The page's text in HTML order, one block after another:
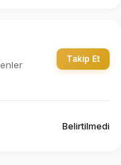
Takip Et
Belirtilmedi